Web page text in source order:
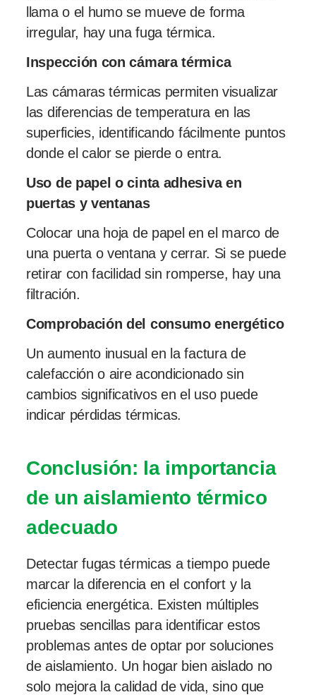
llama o el humo se mueve de forma
irregular, hay una fuga térmica.
Inspección con cámara térmica
Las cámaras térmicas permiten visualizar
las diferencias de temperatura en las
superficies, identificando fácilmente puntos
donde el calor se pierde o entra.
Uso de papel o cinta adhesiva en
puertas y ventanas
Colocar una hoja de papel en el marco de
una puerta o ventana y cerrar. Si se puede
retirar con facilidad sin romperse, hay una
filtración.
Comprobación del consumo energético
Un aumento inusual en la factura de
calefacción o aire acondicionado sin
cambios significativos en el uso puede
indicar pérdidas térmicas.
Conclusión: la importancia
de un aislamiento térmico
adecuado
Detectar fugas térmicas a tiempo puede
marcar la diferencia en el confort y la
eficiencia energética. Existen múltiples
pruebas sencillas para identificar estos
problemas antes de optar por soluciones
de aislamiento. Un hogar bien aislado no
solo mejora la calidad de vida, sino que